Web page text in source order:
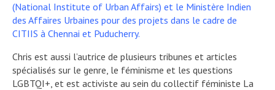
(National Institute of Urban Affairs) et le Ministère Indien
des Affaires Urbaines pour des projets dans le cadre de
CITIIS à Chennai et Puducherry.
Chris est aussi l’autrice de plusieurs tribunes et articles
spécialisés sur le genre, le féminisme et les questions
LGBTQI+, et est activiste au sein du collectif féministe La